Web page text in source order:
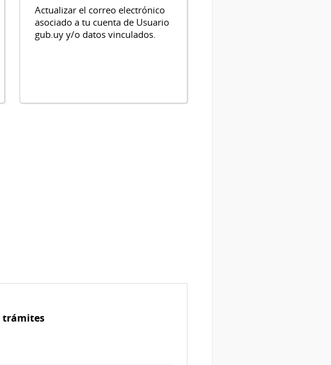
Actualizar el correo electrónico
asociado a tu cuenta de Usuario
gub.uy y/o datos vinculados.
trámites